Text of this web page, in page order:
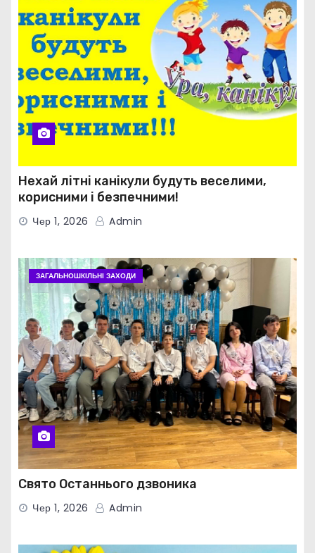
Нехай літні канікули будуть веселими,
корисними і безпечними!
Чер 1, 2026 Admin
ЗАГАЛЬНОШКІЛЬНІ ЗАХОДИ
Свято Останнього дзвоника
Чер 1, 2026 Admin